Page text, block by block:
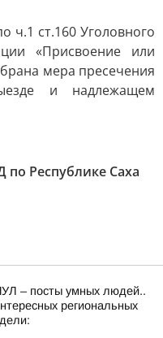
ч.1 ст.160 Уголовного
«Присвоение или
мера пресечения
и надлежащем
Республике Саха
– посты умных людей..
региональных